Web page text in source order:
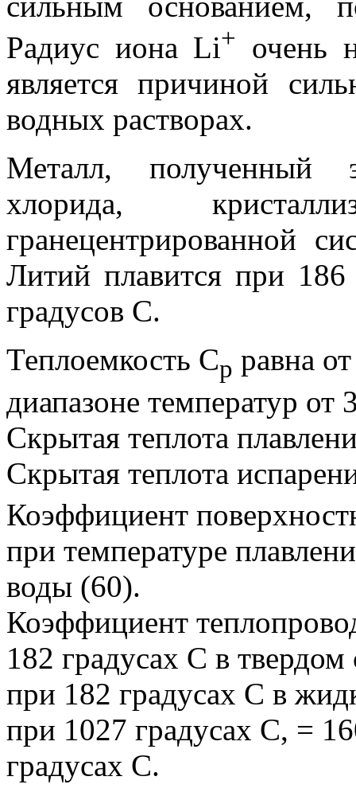
Радиус иона Li+
очень
является причиной
водных растворах.
Металл, полученный
хлорида,
гранецентрированной
Литий плавится при
градусов С.
Теплоемкость Cp равна
диапазоне температур
Скрытая теплота
Скрытая теплота
Коэффициент
при температуре
воды (60).
Коэффициент
182 градусах С в
при 182 градусах С в
при 1027 градусах С, =
градусах С.